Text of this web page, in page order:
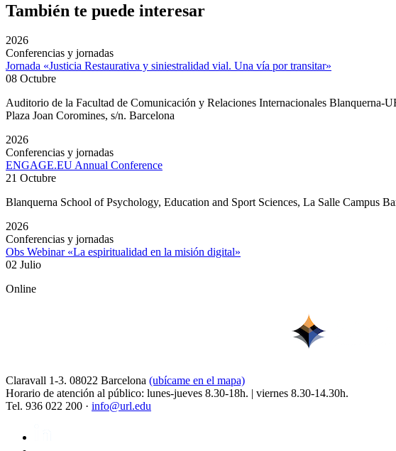
También te puede interesar
2026
Conferencias y jornadas
Jornada «Justicia Restaurativa y siniestralidad vial. Una vía por transitar»
08 Octubre
Auditorio de la Facultad de Comunicación y Relaciones Internacionales Blanquerna-
Plaza Joan Coromines, s/n. Barcelona
2026
Conferencias y jornadas
ENGAGE.EU Annual Conference
21 Octubre
Blanquerna School of Psychology, Education and Sport Sciences, La Salle Campus
2026
Conferencias y jornadas
Obs Webinar «La espiritualidad en la misión digital»
02 Julio
Online
Claravall 1-3. 08022 Barcelona (ubícame en el mapa)
Horario de atención al público: lunes-jueves 8.30-18h. | viernes 8.30-14.30h.
Tel. 936 022 200 · info@url.edu